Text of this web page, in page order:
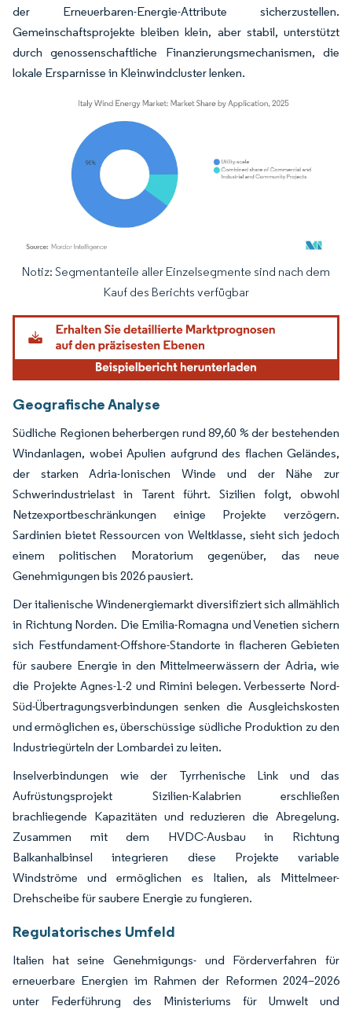
der Erneuerbaren-Energie-Attribute sicherzustellen.
Gemeinschaftsprojekte bleiben klein, aber stabil, unterstützt
durch genossenschaftliche Finanzierungsmechanismen, die
lokale Ersparnisse in Kleinwindcluster lenken.
Bild © Mordor Intelligence. Wiederverwendung erfordert Namensnennung
Notiz: Segmentanteile aller Einzelsegmente sind nach dem
Kauf des Berichts verfügbar
Geografische Analyse
Südliche Regionen beherbergen rund 89,60 % der bestehenden
Windanlagen, wobei Apulien aufgrund des flachen Geländes,
der starken Adria-Ionischen Winde und der Nähe zur
Schwerindustrielast in Tarent führt. Sizilien folgt, obwohl
Netzexportbeschränkungen einige Projekte verzögern.
Sardinien bietet Ressourcen von Weltklasse, sieht sich jedoch
einem politischen Moratorium gegenüber, das neue
Genehmigungen bis 2026 pausiert.
Der italienische Windenergiemarkt diversifiziert sich allmählich
in Richtung Norden. Die Emilia-Romagna und Venetien sichern
sich Festfundament-Offshore-Standorte in flacheren Gebieten
für saubere Energie in den Mittelmeerwässern der Adria, wie
die Projekte Agnes-1-2 und Rimini belegen. Verbesserte Nord-
Süd-Übertragungsverbindungen senken die Ausgleichskosten
und ermöglichen es, überschüssige südliche Produktion zu den
Industriegürteln der Lombardei zu leiten.
Inselverbindungen wie der Tyrrhenische Link und das
Aufrüstungsprojekt Sizilien-Kalabrien erschließen
brachliegende Kapazitäten und reduzieren die Abregelung.
Zusammen mit dem HVDC-Ausbau in Richtung
Balkanhalbinsel integrieren diese Projekte variable
Windströme und ermöglichen es Italien, als Mittelmeer-
Drehscheibe für saubere Energie zu fungieren.
Regulatorisches Umfeld
Italien hat seine Genehmigungs- und Förderverfahren für
erneuerbare Energien im Rahmen der Reformen 2024–2026
unter Federführung des Ministeriums für Umwelt und